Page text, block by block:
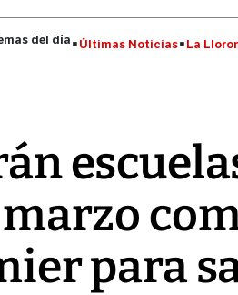
Últimas Noticias La
marzo
para